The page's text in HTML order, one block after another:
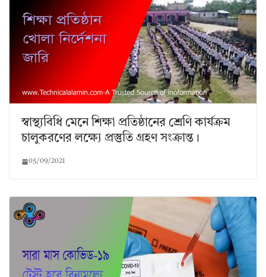
স্বাস্থ্যবিধি মেনে শিক্ষা প্রতিষ্ঠানের শ্রেণি কার্যক্রম
চালুকরণের লক্ষ্যে প্রস্তুতি গ্রহণ সংক্রান্ত।
05/09/2021